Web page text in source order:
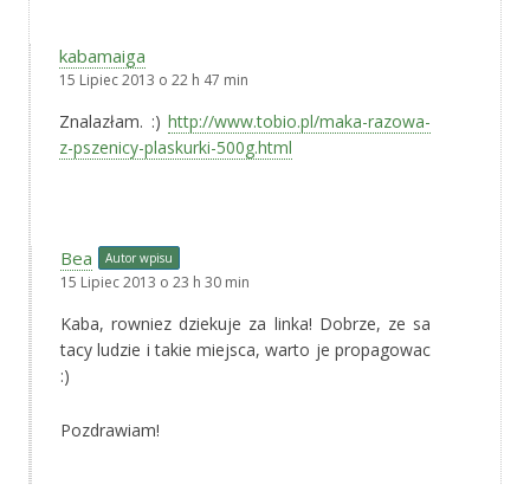
kabamaiga
15 Lipiec 2013 o 22 h 47 min
Znalazłam. :) http://www.tobio.pl/maka-razowa-
z-pszenicy-plaskurki-500g.html
Bea Autor wpisu
15 Lipiec 2013 o 23 h 30 min
Kaba, rowniez dziekuje za linka! Dobrze, ze sa
tacy ludzie i takie miejsca, warto je propagowac
:)
Pozdrawiam!